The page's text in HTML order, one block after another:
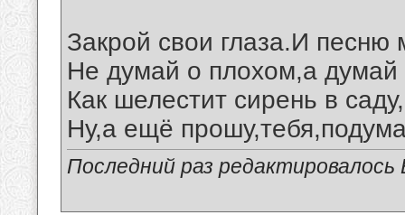
Закрой свои глаза.И
Не думай о плохом,а думай
Как шелестит сирень в
Ну,а ещё
Последний раз